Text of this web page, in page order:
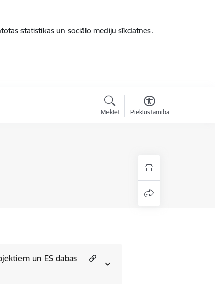
statistikas un sociālo mediju sīkdatnes.
Meklēt Piekļūstamība
un ES dabas